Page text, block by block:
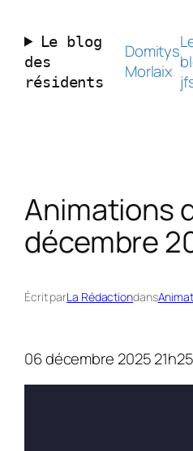
contenuLe blog
des
résidents
Domitys
Morlaix
Animations
décembre
Écrit parLa Rédactiondans
06 décembre 2025 21h25